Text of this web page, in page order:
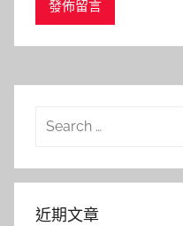
Search
近期文章